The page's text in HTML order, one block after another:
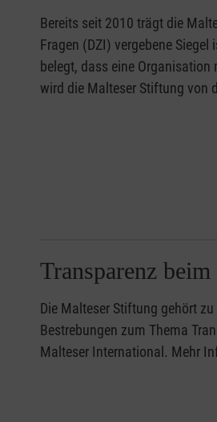
Bereits seit 2010 trägt die
Fragen (DZI) vergebene
belegt, dass eine
wird die Malteser Stiftung von
Transparenz
Die Malteser Stiftung gehört
Bestrebungen zum Thema
Malteser International. Mehr